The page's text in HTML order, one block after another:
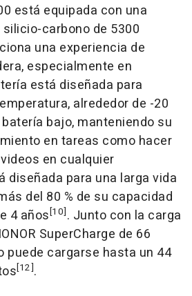
está equipada con una
carbono de 5300
una experiencia de
especialmente en
está diseñada para
alrededor de -20
batería bajo, manteniendo su
en tareas como hacer
en cualquier
diseñada para una larga vida
del 80 % de su capacidad
4 años [10] . Junto con la carga
SuperCharge de 66
puede cargarse hasta un 44
[12].